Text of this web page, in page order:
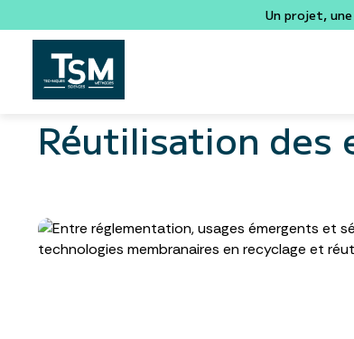
Un projet,
Réutilisation des